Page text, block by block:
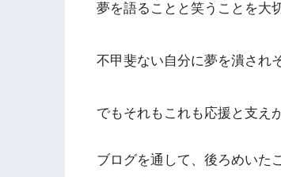
夢を語ることと笑うことを大
不甲斐ない自分に夢を潰され
でもそれもこれも応援と支え
ブログを通して、後ろめいた